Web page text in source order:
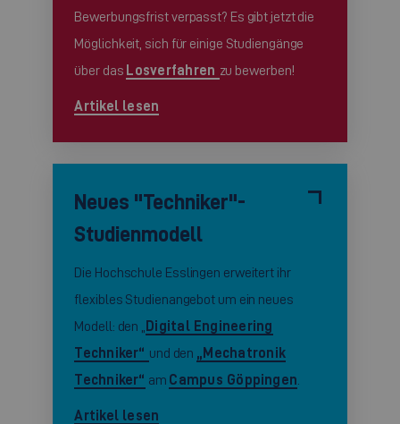
Bewerbungsfrist verpasst? Es gibt jetzt die
Möglichkeit, sich für einige Studiengänge
über das Losverfahren zu bewerben!
Artikel lesen
Neues "Techniker"-
Studienmodell
Die Hochschule Esslingen erweitert ihr
flexibles Studienangebot um ein neues
Modell: den „
Digital Engineering
Techniker“ und den „Mechatronik
Techniker“ am Campus Göppingen
Artikel lesen